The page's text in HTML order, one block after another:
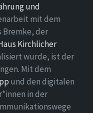
und
mit dem
Bremke, der
Kirchlicher
wurde, ist der
Mit dem
und den digitalen
in der